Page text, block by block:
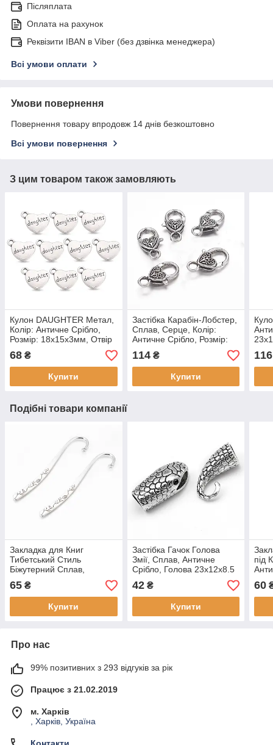
Післяплата
Оплата на рахунок
Реквізити IBAN в Viber (без дзвінка менеджера)
Всі умови оплати
Умови повернення
Повернення товару впродовж 14 днів безкоштовно
Всі умови повернення
З цим товаром також замовляють
Кулон DAUGHTER Метал,
Колір: Античне Срібло,
Розмір: 18x15x3мм, Отвір
3мм, (10 шт)
68 ₴
Купити
Застібка Карабін-Лобстер,
Сплав, Серце, Колір:
Античне Срібло, Розмір:
26х14х6мм, Отвір 4 мм, (5
шт.)
114₴
Купити
(10
116
Подібні товари компанії
Закладка для Книг
Тибетський Стиль
Біжутерний Сплав,
120х22х2.5 мм, Отвір 3
мм, (2 шт)
65 ₴
Купити
Застібка Гачок Голова
Змії, Сплав, Античне
Срібло, Голова 23x12x8.5
мм, Отвір 8х3, Під Стрази
2 мм, Хвіст, (1 шт.)
42₴
Купити
під
60
Про нас
99% позитивних з 293 відгуків за рік
Працює з 21.02.2019
м. Харків
, Харків, Україна